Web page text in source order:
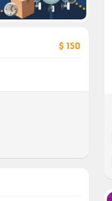
$ 150